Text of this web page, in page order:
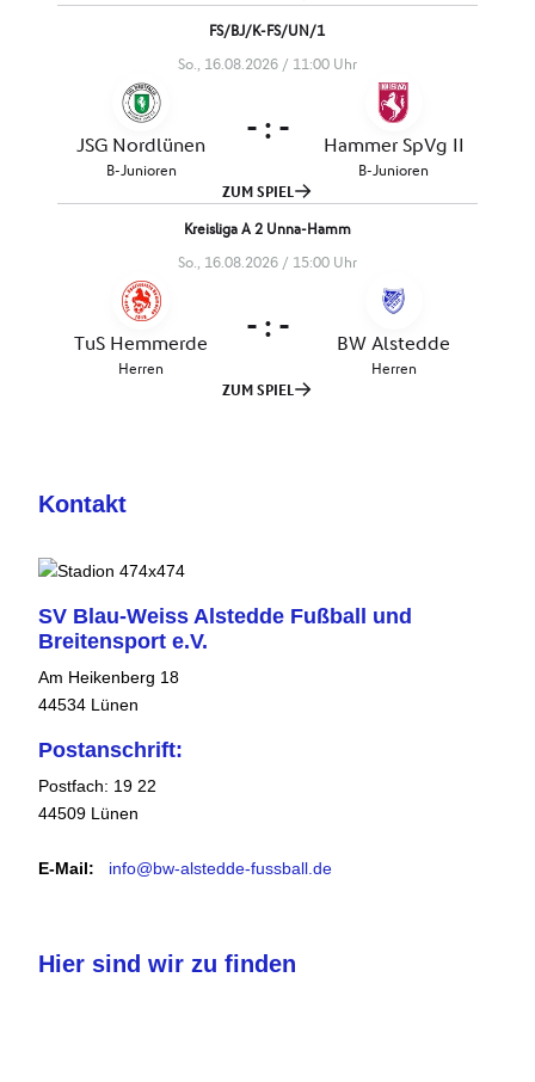
Kontakt
SV Blau-Weiss Alstedde Fußball und
Breitensport e.V.
Am Heikenberg 18
44534 Lünen
Postanschrift:
Postfach: 19 22
44509 Lünen
E-Mail: info@bw-alstedde-fussball.de
Hier sind wir zu finden